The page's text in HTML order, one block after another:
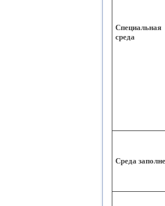
Специальная
среда
Среда